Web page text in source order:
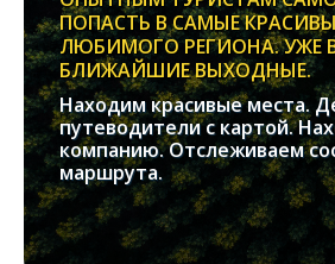
ПОПАСТЬ В САМЫЕ
ЛЮБИМОГО РЕГИОНА. УЖЕ
БЛИЖАЙШИЕ ВЫХОДНЫЕ.
Находим красивые места.
путеводители с картой.
компанию. Отслеживаем
маршрута.